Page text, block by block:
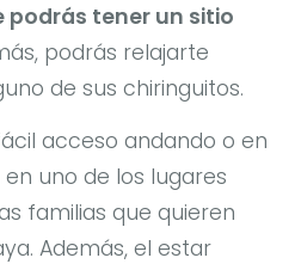
podrás tener un sitio
podrás relajarte
de sus chiringuitos.
acceso andando o en
uno de los lugares
familias que quieren
Además, el estar